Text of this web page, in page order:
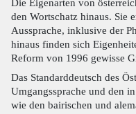
Die Eigenarten von
den Wortschatz hinaus. Sie
Aussprache, inklusive der
hinaus finden sich
Reform von 1996 gewisse
Das Standarddeutsch des
Umgangssprache und den
wie den bairischen und